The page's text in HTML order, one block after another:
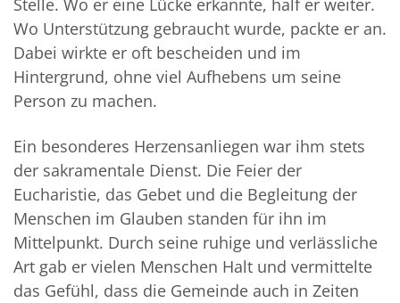
Stelle. Wo er eine Lücke erkannte, half er weiter.
Wo Unterstützung gebraucht wurde, packte er an.
Dabei wirkte er oft bescheiden und im
Hintergrund, ohne viel Aufhebens um seine
Person zu machen.
Ein besonderes Herzensanliegen war ihm stets
der sakramentale Dienst. Die Feier der
Eucharistie, das Gebet und die Begleitung der
Menschen im Glauben standen für ihn im
Mittelpunkt. Durch seine ruhige und verlässliche
Art gab er vielen Menschen Halt und vermittelte
das Gefühl, dass die Gemeinde auch in Zeiten